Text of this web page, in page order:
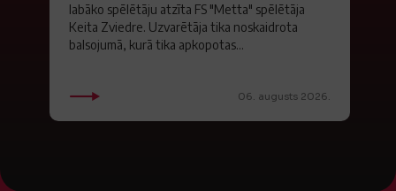
labāko spēlētāju atzīta FS "Metta" spēlētāja
Keita Zviedre. Uzvarētāja tika noskaidrota
balsojumā, kurā tika apkopotas...
06. augusts 2026.